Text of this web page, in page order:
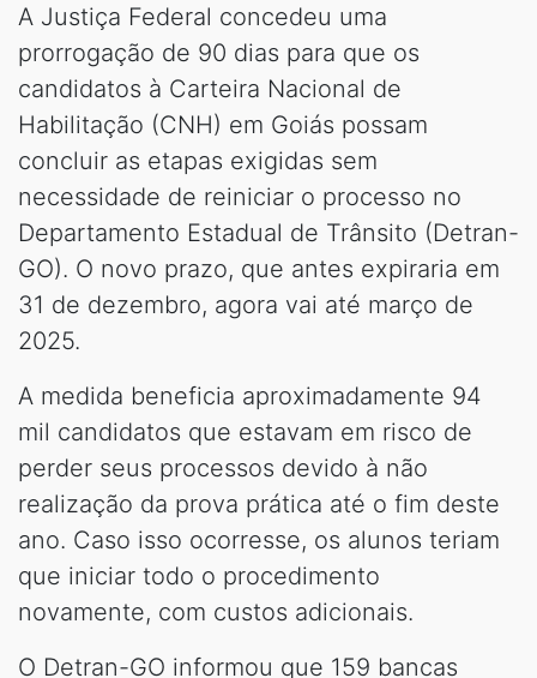
A Justiça Federal concedeu uma
prorrogação de 90 dias para que os
candidatos à Carteira Nacional de
Habilitação (CNH) em Goiás possam
concluir as etapas exigidas sem
necessidade de reiniciar o processo no
Departamento Estadual de Trânsito (Detran-
GO). O novo prazo, que antes expiraria em
31 de dezembro, agora vai até março de
2025.
A medida beneficia aproximadamente 94
mil candidatos que estavam em risco de
perder seus processos devido à não
realização da prova prática até o fim deste
ano. Caso isso ocorresse, os alunos teriam
que iniciar todo o procedimento
novamente, com custos adicionais.
O Detran-GO informou que 159 bancas